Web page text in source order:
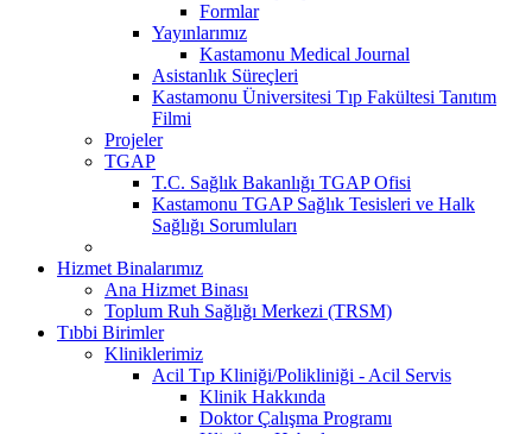
Formlar
Yayınlarımız
Kastamonu Medical Journal
Asistanlık Süreçleri
Kastamonu Üniversitesi Tıp Fakültesi Tanıtım
Filmi
Projeler
TGAP
T.C. Sağlık Bakanlığı TGAP Ofisi
Kastamonu TGAP Sağlık Tesisleri ve Halk
Sağlığı Sorumluları
Hizmet Binalarımız
Ana Hizmet Binası
Toplum Ruh Sağlığı Merkezi (TRSM)
Tıbbi Birimler
Kliniklerimiz
Acil Tıp Kliniği/Polikliniği - Acil Servis
Klinik Hakkında
Doktor Çalışma Programı